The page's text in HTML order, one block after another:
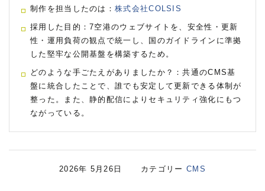
制作を担当したのは： 株式会社COLSIS
採用した目的：7空港のウェブサイトを、安全性・更新
性・運用負荷の観点で統一し、国のガイドラインに準拠
した堅牢な公開基盤を構築するため。
どのような手ごたえがありましたか？：共通のCMS基
盤に統合したことで、誰でも安定して更新できる体制が
整った。また、静的配信によりセキュリティ強化にもつ
ながっている。
2026年 5月26日 カテゴリー CMS